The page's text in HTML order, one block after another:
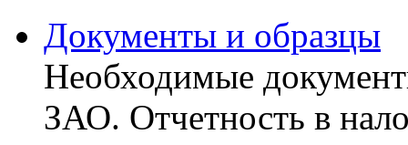
Документы и образцы
Необходимые
ЗАО. Отчетность в